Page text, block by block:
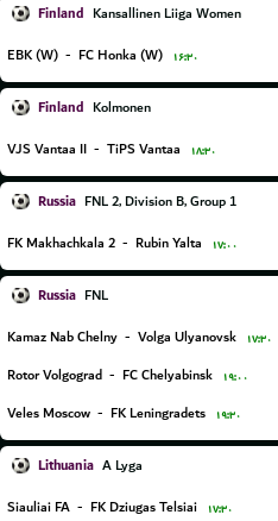
Finland Kansallinen Liiga Women
EBK (W) - FC Honka (W) ۱۶:۳۰
Finland Kolmonen
VJS Vantaa II - TiPS Vantaa ۱۸:۳۰
Russia FNL 2, Division B, Group 1
FK Makhachkala 2 - Rubin Yalta ۱۷:۰۰
Russia FNL
Kamaz Nab Chelny - Volga Ulyanovsk ۱۷:۳۰
Rotor Volgograd - FC Chelyabinsk ۱۹:۰۰
Veles Moscow - FK Leningradets ۱۹:۳۰
Lithuania A Lyga
Siauliai FA - FK Dziugas Telsiai ۱۷:۳۰